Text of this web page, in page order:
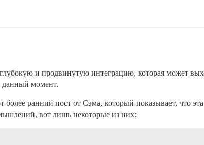
и продвинутую интеграцию, которая может
данный момент.
ранний пост от Сэма, который показывает, что
вот лишь некоторые из них: